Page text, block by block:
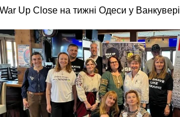
War Up Close на тижні Одеси у Ванкувері